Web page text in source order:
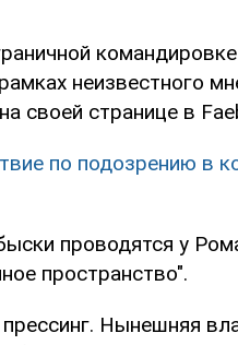
неизвестного
своей странице в
по подозрению в
проводятся у
пространство".
Нынешняя